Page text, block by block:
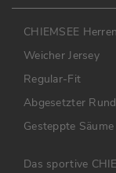
CHIEMSEE
Weicher Jersey
Regular-Fit
Abgesetzter
Gesteppte
Das sportive